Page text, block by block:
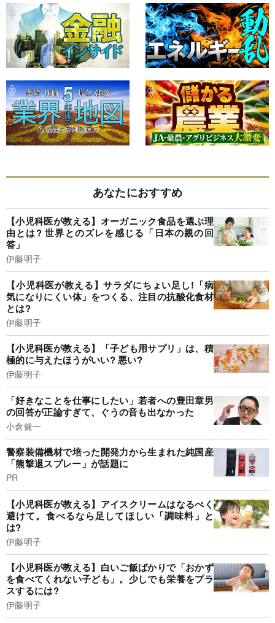
あなたにおすすめ
【小児科医が教える】オーガニック食品を選ぶ理
由とは? 世界とのズレを感じる「日本の親の回
答」
伊藤明子
【小児科医が教える】サラダにちょい足し!「病
気になりにくい体」をつくる、注目の抗酸化食材
とは?
伊藤明子
【小児科医が教える】「子ども用サプリ」は、積
極的に与えたほうがいい? 悪い?
伊藤明子
「好きなことを仕事にしたい」若者への豊田章男
の回答が正論すぎて、ぐうの音も出なかった
小倉健一
警察装備機材で培った開発力から生まれた純国産
「熊撃退スプレー」が話題に
PR
【小児科医が教える】アイスクリームはなるべく
避けて。食べるなら足してほしい「調味料」と
は?
伊藤明子
【小児科医が教える】白いご飯ばかりで「おかず
を食べてくれない子ども」。少しでも栄養をプラ
スするには?
伊藤明子